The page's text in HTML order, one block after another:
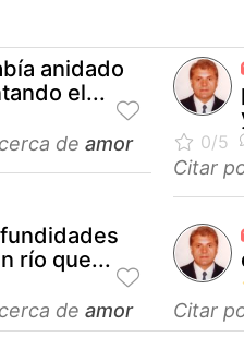
anidado
el...
de amor
Citar
río que...
de amor Citar